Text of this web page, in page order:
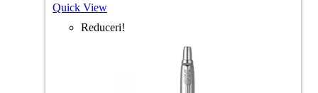
Quick View
Reduceri!